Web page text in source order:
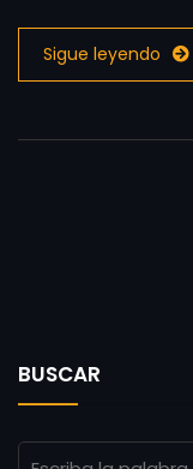
Sigue leyendo
BUSCAR